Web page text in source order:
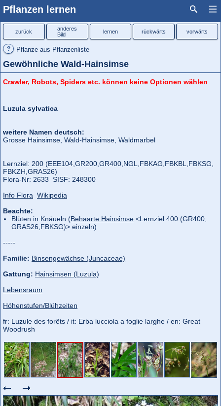
Pflanzen lernen
? Pflanze aus Pflanzenliste
Gewöhnliche Wald-Hainsimse
zurück
anderes
Bild
lernen rückwärts vorwärts
Crawler, Robots, Spiders etc. können keine Optionen wählen
Luzula sylvatica
weitere Namen deutsch:
Grosse Hainsimse, Wald-Hainsimse, Waldmarbel
Lernziel: 200 (EEE104, GR200, GR400, NGL, FBKAG, FBKBL, FBKSG,
FBKZH, GRAS26)
Flora‑Nr: 2633 SISF: 248300
Info Flora Wikipedia
Beachte:
Blüten in Knäueln (Behaarte Hainsimse<Lernziel 400 (GR400,
GRAS26, FBKSG)> einzeln)
-----
Familie: Binsengewächse (Juncaceae)
Gattung: Hainsimsen (Luzula)
Lebensraum
Höhenstufen/Blühzeiten
fr: Luzule des forêts / it: Erba lucciola a foglie larghe / en: Great
Woodrush